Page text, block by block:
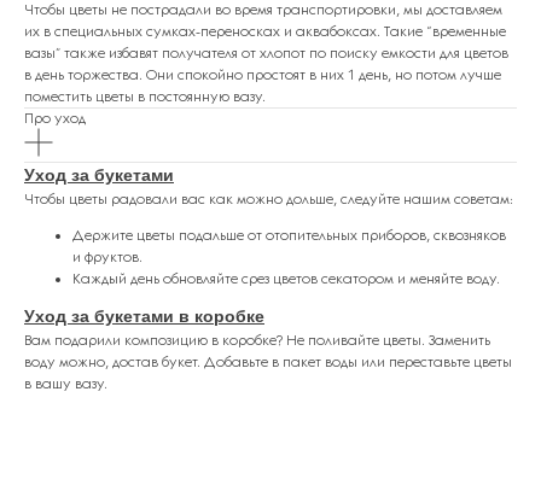
Чтобы цветы не пострадали во время транспортировки, мы доставляем
их в специальных сумках-переносках и аквабоксах. Такие “временные
вазы” также избавят получателя от хлопот по поиску емкости для цветов
в день торжества. Они спокойно простоят в них 1 день, но потом лучше
поместить цветы в постоянную вазу.
Про уход
Уход за букетами
Чтобы цветы радовали вас как можно дольше, следуйте нашим советам:
Держите цветы подальше от отопительных приборов, сквозняков
и фруктов.
Каждый день обновляйте срез цветов секатором и меняйте воду.
Уход за букетами в коробке
Вам подарили композицию в коробке? Не поливайте цветы. Заменить
воду можно, достав букет. Добавьте в пакет воды или переставьте цветы
в вашу вазу.